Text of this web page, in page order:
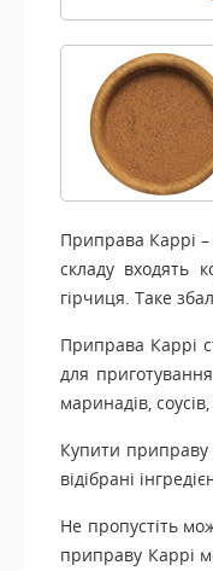
Приправа Каррі –
складу входять
гірчиця. Таке
Приправа Каррі
для приготування
маринадів,
Купити приправу
відібрані
Не пропустіть
приправу Каррі